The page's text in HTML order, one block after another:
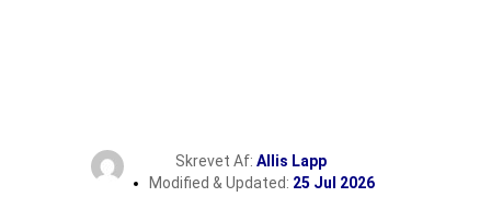
Skrevet Af: Allis Lapp
Modified & Updated: 25 Jul 2026